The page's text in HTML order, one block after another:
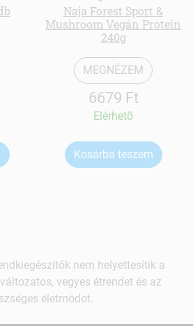
Naja Forest Sport &
Mushroom Vegán Protein
240g
MEGNÉZEM
6679 Ft
Elérhetõ
Kosárba teszem
nem helyettesítik a
vegyes étrendet és az
életmódot.